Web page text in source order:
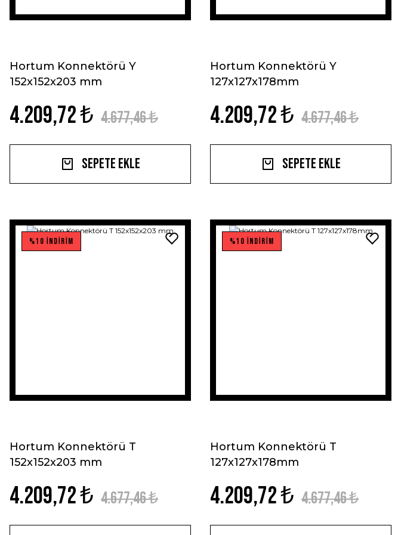
Hortum Konnektörü Y
152x152x203 mm
4.209,72 ₺ 4.677,46 ₺
Sepete Ekle
Hortum Konnektörü Y
127x127x178mm
4.209,72 ₺ 4.677,46 ₺
Sepete Ekle
%10 İNDİRİM
Hortum Konnektörü T
152x152x203 mm
4.209,72 ₺ 4.677,46 ₺
%10 İNDİRİM
Hortum Konnektörü T
127x127x178mm
4.209,72 ₺ 4.677,46 ₺